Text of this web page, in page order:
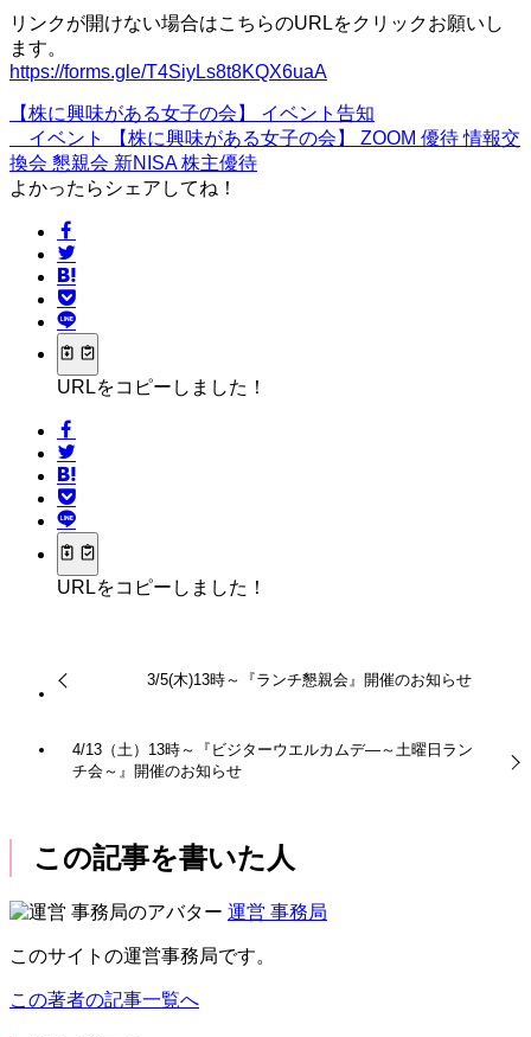
リンクが開けない場合はこちらのURLをクリックお願いし
ます。
https://forms.gle/T4SiyLs8t8KQX6uaA
【株に興味がある女子の会】 イベント告知
イベント
【株に興味がある女子の会】 ZOOM 優待情報交
換会 懇親会 新NISA株主優待
よかったらシェアしてね！
URLをコピーしました！
URLをコピーしました！
3/5(木)13時～『ランチ懇親会』開催のお知らせ
4/13（土）13時～『ビジターウエルカムデ―～土曜日ラン
チ会～』開催のお知らせ
この記事を書いた人
運営 事務局
このサイトの運営事務局です。
この著者の記事一覧へ